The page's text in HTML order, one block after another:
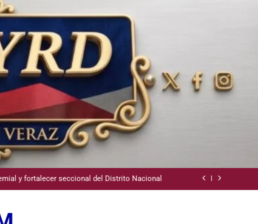
para instalación de agencias hípicas en
agencias de loterías
con la comunidad y la abogacía Pro Bono
y fortalecer seccional del Distrito Nacional